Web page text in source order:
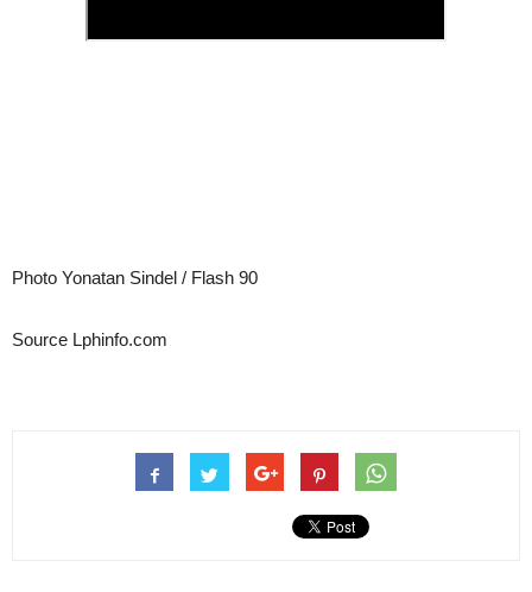
Photo Yonatan Sindel / Flash 90
Source Lphinfo.com